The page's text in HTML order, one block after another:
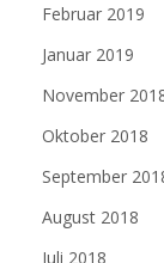
Februar 2019
Januar 2019
November
Oktober 2018
September
August 2018
Juli 2018